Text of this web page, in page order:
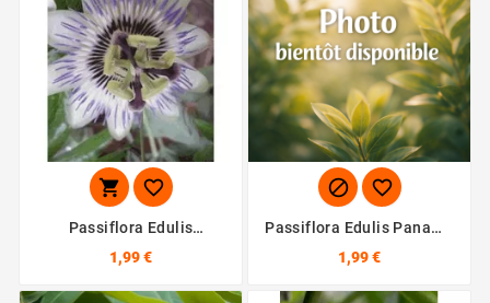
 
Passiflora Edulis
Flavicarpa - 10 Graines
1,99 €
 
Passiflora Edulis Panama
Gold - 10 Graines
1,99 €